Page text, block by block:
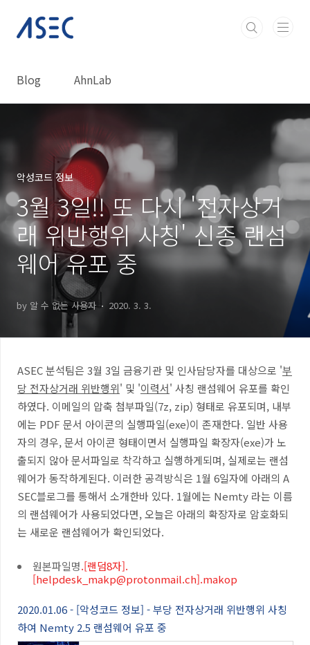
Blog AhnLab
악성코드 정보
3월 3일!! 또 다시 '전자상거
래 위반행위 사칭' 신종 랜섬
웨어 유포 중
by 알 수 없는 사용자 2020. 3. 3.
ASEC 분석팀은 3월 3일 금융기관 및 인사담당자를 대상으로 '부
당 전자상거래 위반행위' 및 '이력서' 사칭 랜섬웨어 유포를 확인
하였다. 이메일의 압축 첨부파일(7z, zip) 형태로 유포되며, 내부
에는 PDF 문서 아이콘의 실행파일(exe)이 존재한다. 일반 사용
자의 경우, 문서 아이콘 형태이면서 실행파일 확장자(exe)가 노
출되지 않아 문서파일로 착각하고 실행하게되며, 실제로는 랜섬
웨어가 동작하게된다. 이러한 공격방식은 1월 6일자에 아래의 A
SEC블로그를 통해서 소개한바 있다. 1월에는 Nemty 라는 이름
의 랜섬웨어가 사용되었다면, 오늘은 아래의 확장자로 암호화되
는 새로운 랜섬웨어가 확인되었다.
원본파일명.[랜덤8자].
[helpdesk_makp@protonmail.ch].makop
2020.01.06 - [악성코드 정보] - 부당 전자상거래 위반행위 사칭
하여 Nemty 2.5 랜섬웨어 유포 중